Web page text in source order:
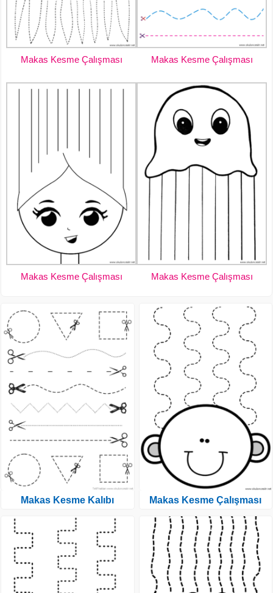
Makas Kesme Çalışması Makas Kesme Çalışması
Makas Kesme Çalışması Makas Kesme Çalışması
Makas Kesme Kalıbı Makas Kesme Çalışması